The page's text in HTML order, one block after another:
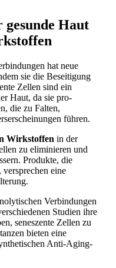
Haut
hat neue
sie die Beseitigung
Zellen sind ein
Haut, da sie pro-
die zu Falten,
führen.
Wirkstoffen in der
zu eliminieren und
Produkte, die
versprechen eine
Verbindungen
Studien ihre
seneszente Zellen zu
bieten eine
Anti-Aging-